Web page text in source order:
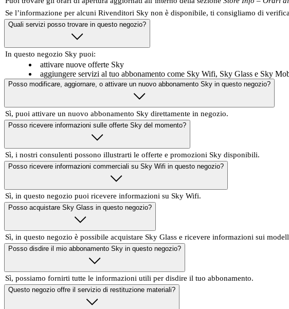
Se l’informazione per alcuni Rivenditori Sky non è disponibile, ti consigliamo di
Quali servizi posso trovare in questo negozio?
In questo negozio Sky puoi:
attivare nuove offerte Sky
aggiungere servizi al tuo abbonamento come Sky Wifi, Sky Glass e Sky
Posso modificare, aggiornare, o attivare un nuovo abbonamento Sky in questo negozio?
Sì, puoi attivare un nuovo abbonamento Sky direttamente in negozio.
Posso ricevere informazioni sulle offerte Sky del momento?
Sì, i nostri consulenti possono illustrarti le offerte e promozioni Sky disponibili.
Posso ricevere informazioni commerciali su Sky Wifi in questo negozio?
Sì, in questo negozio puoi ricevere informazioni su Sky Wifi.
Posso acquistare Sky Glass in questo negozio?
Sì, in questo negozio è possibile acquistare Sky Glass e ricevere informazioni sui
Posso disdire il mio abbonamento Sky in questo negozio?
Sì, possiamo fornirti tutte le informazioni utili per disdire il tuo abbonamento.
Questo negozio offre il servizio di restituzione materiali?